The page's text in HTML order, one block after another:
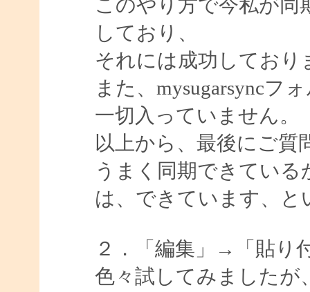
このやり方で今私が
しており、
それには成功しており
また、mysugarsyncフ
一切入っていません。
以上から、最後にご質
うまく同期できている
は、できています、
２．「編集」→「貼り
色々試してみましたが